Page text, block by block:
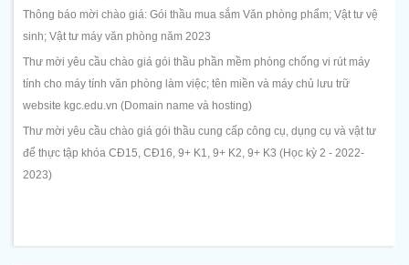
Thông báo mời chào giá: Gói thầu mua sắm Văn phòng phẩm; Vật tư vệ
sinh; Vật tư máy văn phòng năm 2023
Thư mời yêu cầu chào giá gói thầu phần mềm phòng chống vi rút máy
tính cho máy tính văn phòng làm việc; tên miền và máy chủ lưu trữ
website kgc.edu.vn (Domain name và hosting)
Thư mời yêu cầu chào giá gói thầu cung cấp công cụ, dụng cụ và vật tư
để thực tập khóa CĐ15, CĐ16, 9+ K1, 9+ K2, 9+ K3 (Học kỳ 2 - 2022-
2023)